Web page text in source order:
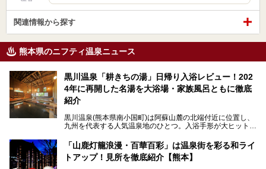
関連情報から探す
熊本県のニフティ温泉ニュース
黒川温泉「耕きちの湯」日帰り入浴レビュー！202
4年に再開した名湯を大浴場・家族風呂ともに徹底
紹介
黒川温泉(熊本県南小国町)は阿蘇山麓の北端付近に位置し、
九州を代表する人気温泉地のひとつ。入浴手形が大ヒット
す。
中でも「耕きち(こうきち)の湯」は露天風呂を持たないもの
「山鹿灯籠浪漫・百華百彩」は温泉街を彩る和ライ
トアップ！見所を徹底紹介【熊本】